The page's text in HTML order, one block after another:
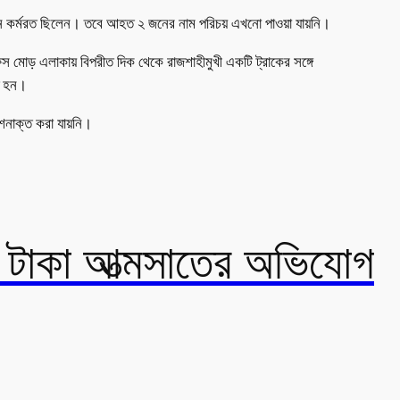
কর্মরত ছিলেন। তবে আহত ২ জনের নাম পরিচয় এখনো পাওয়া যায়নি।
এলাকায় বিপরীত দিক থেকে রাজশাহীমুখী একটি ট্রাকের সঙ্গে
হন।
করা যায়নি।
আত্মসাতের অভিযোগ